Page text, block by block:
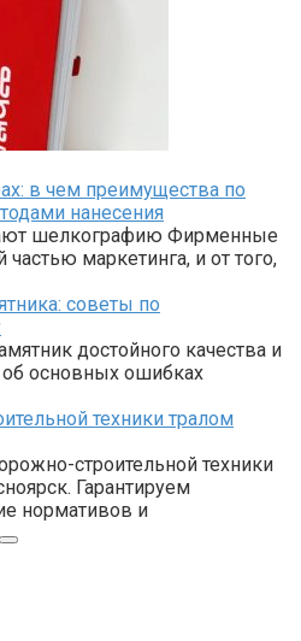
в чем преимущества по
нанесения
шелкографию Фирменные
маркетинга, и от того,
советы по
достойного качества и
основных ошибках
техники тралом
строительной техники
Гарантируем
нормативов и